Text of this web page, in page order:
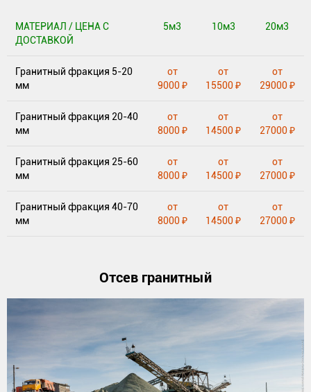
МАТЕРИАЛ / ЦЕНА С
ДОСТАВКОЙ
5м3 10м3 20м3
Гранитный фракция 5-20
мм
от
9000 ₽
от
15500 ₽
от
29000 ₽
Гранитный фракция 20-40
мм
от
8000 ₽
от
14500 ₽
от
27000 ₽
Гранитный фракция 25-60
мм
от
8000 ₽
от
14500 ₽
от
27000 ₽
Гранитный фракция 40-70
мм
от
8000 ₽
от
14500 ₽
от
27000 ₽
Отсев гранитный